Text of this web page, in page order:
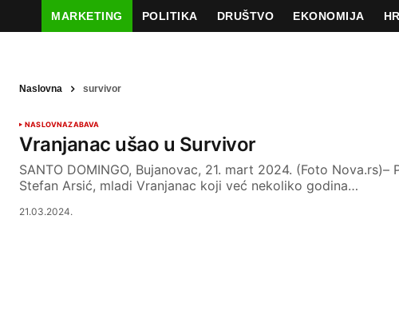
MARKETING POLITIKA DRUŠTVO EKONOMIJA
Naslovna survivor
NASLOVNAZABAVA
Vranjanac ušao u Survivor
SANTO DOMINGO, Bujanovac, 21. mart 2024. (Foto Nova.rs)–
Stefan Arsić, mladi Vranjanac koji već nekoliko godina…
21.03.2024.